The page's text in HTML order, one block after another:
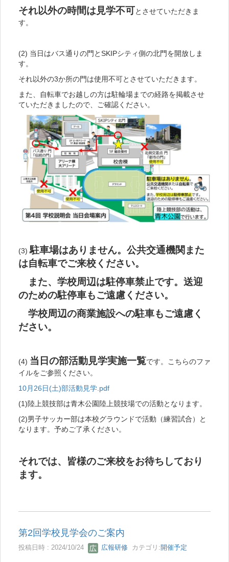
それ以外の時間は見学不可とさせていただきま
す。
(2) 当日はバス通りの門とSKIPシティ側の北門を開放しま
す。
それ以外の3か所の門は使用不可とさせていただきます。
また、自転車でお越しの方は駐輪場までの経路を掲載させ
ていただきましたので、ご確認ください。
(3)駐車場はありません。公共交通機関また
は自転車でご来校ください。
また、学校周辺は駐停車禁止です。送迎
のための駐停車もご遠慮ください。
学校周辺の商業施設への駐車もご遠慮く
ださい。
(4) 当日の部活動見学実施一覧です。こちらのファ
イルをご参照ください。
10月26日(土)部活動見学.pdf
(1)陸上競技部は青木公園陸上競技場での活動となります。
(2)男子サッカー部は本校グラウンドで活動（練習試合）と
なります。予めご了承ください。
それでは、皆様のご来校をお待ちしており
ます。
第2回学校見学会のご案内
投稿日時 : 2024/10/24 広報研修 カテゴリ:開催予定